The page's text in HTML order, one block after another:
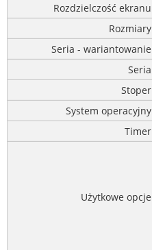
Rozdzielczość ekranu
Rozmiary
Seria - wariantowanie
Seria
Stoper
System operacyjny
Timer
Użytkowe opcje